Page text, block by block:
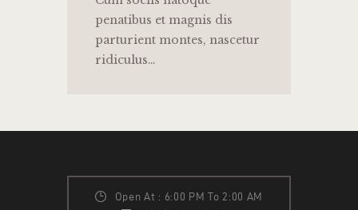
penatibus et magnis dis
parturient montes, nascetur
ridiculus…
Open At : 6:00 PM To 2:00 AM